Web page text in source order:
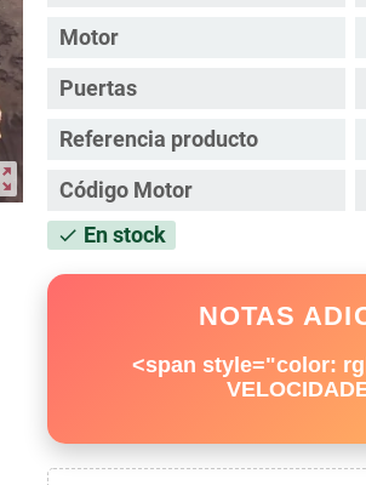
Motor
Puertas
Referencia producto
Código Motor
check En stock
NOTAS
<span style="color: